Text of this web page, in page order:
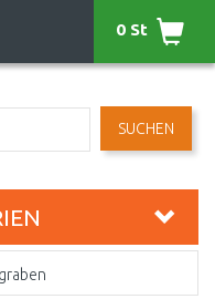
SUCHEN
0 St